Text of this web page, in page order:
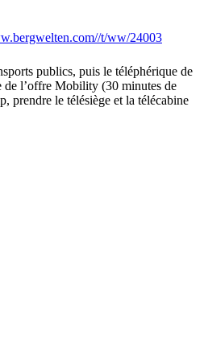
t/ww/24003
publics, puis le téléphérique de
l’offre Mobility (30 minutes de
prendre le télésiège et la télécabine